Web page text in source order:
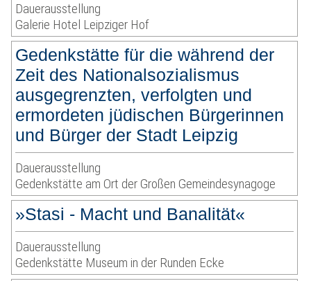
Dauerausstellung
Galerie Hotel Leipziger Hof
Gedenkstätte für die während der
Zeit des Nationalsozialismus
ausgegrenzten, verfolgten und
ermordeten jüdischen Bürgerinnen
und Bürger der Stadt Leipzig
Dauerausstellung
Gedenkstätte am Ort der Großen Gemeindesynagoge
»Stasi - Macht und Banalität«
Dauerausstellung
Gedenkstätte Museum in der Runden Ecke